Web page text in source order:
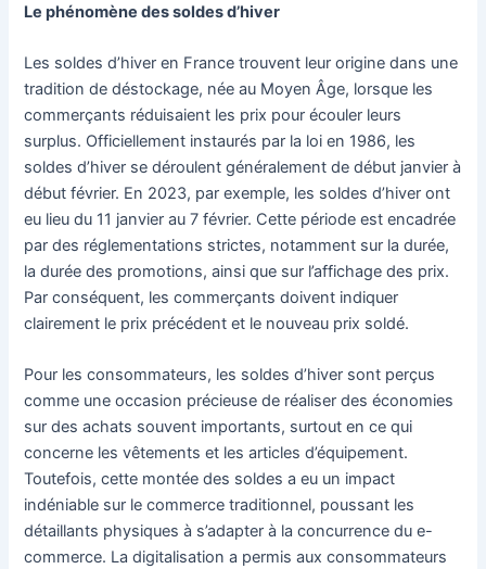
Le phénomène des soldes d’hiver
Les soldes d’hiver en France trouvent leur origine dans une
tradition de déstockage, née au Moyen Âge, lorsque les
commerçants réduisaient les prix pour écouler leurs
surplus. Officiellement instaurés par la loi en 1986, les
soldes d’hiver se déroulent généralement de début janvier à
début février. En 2023, par exemple, les soldes d’hiver ont
eu lieu du 11 janvier au 7 février. Cette période est encadrée
par des réglementations strictes, notamment sur la durée,
la durée des promotions, ainsi que sur l’affichage des prix.
Par conséquent, les commerçants doivent indiquer
clairement le prix précédent et le nouveau prix soldé.
Pour les consommateurs, les soldes d’hiver sont perçus
comme une occasion précieuse de réaliser des économies
sur des achats souvent importants, surtout en ce qui
concerne les vêtements et les articles d’équipement.
Toutefois, cette montée des soldes a eu un impact
indéniable sur le commerce traditionnel, poussant les
détaillants physiques à s’adapter à la concurrence du e-
commerce. La digitalisation a permis aux consommateurs